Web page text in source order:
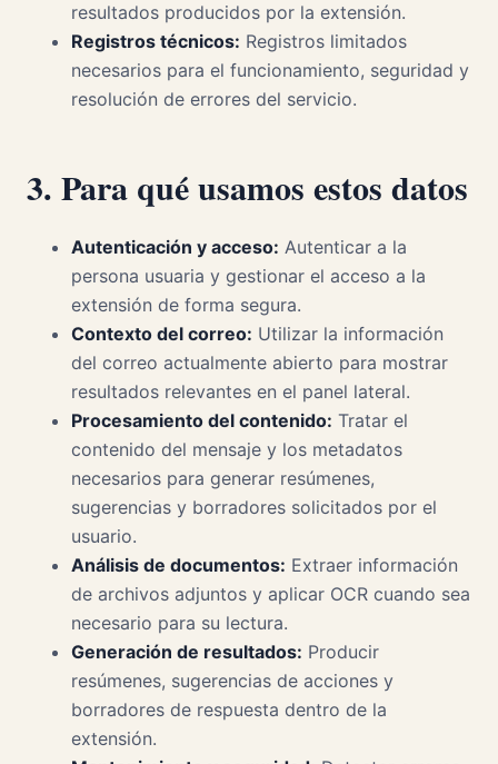
resultados producidos por la extensión.
Registros técnicos: Registros limitados
necesarios para el funcionamiento, seguridad y
resolución de errores del servicio.
3. Para qué usamos estos datos
Autenticación y acceso: Autenticar a la
persona usuaria y gestionar el acceso a la
extensión de forma segura.
Contexto del correo: Utilizar la información
del correo actualmente abierto para mostrar
resultados relevantes en el panel lateral.
Procesamiento del contenido: Tratar el
contenido del mensaje y los metadatos
necesarios para generar resúmenes,
sugerencias y borradores solicitados por el
usuario.
Análisis de documentos: Extraer información
de archivos adjuntos y aplicar OCR cuando sea
necesario para su lectura.
Generación de resultados: Producir
resúmenes, sugerencias de acciones y
borradores de respuesta dentro de la
extensión.